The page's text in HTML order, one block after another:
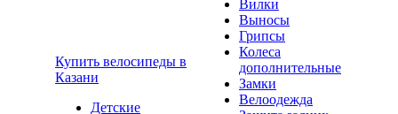
Купить велосипеды в
Казани
Детские
Вилки
Выносы
Грипсы
Колеса
дополнительные
Замки
Велоодежда